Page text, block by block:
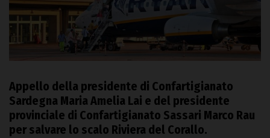
Appello della presidente di Confartigianato
Sardegna Maria Amelia Lai e del presidente
provinciale di Confartigianato Sassari Marco Rau
per salvare lo scalo Riviera del Corallo.